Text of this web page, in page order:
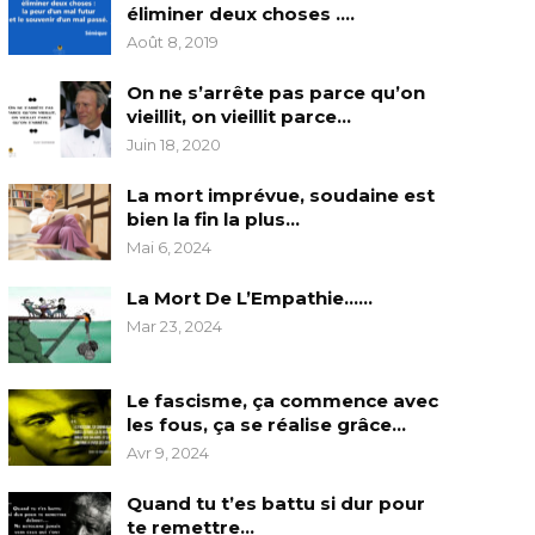
éliminer deux choses ….
Août 8, 2019
On ne s’arrête pas parce qu’on
vieillit, on vieillit parce…
Juin 18, 2020
La mort imprévue, soudaine est
bien la fin la plus…
Mai 6, 2024
La Mort De L’Empathie……
Mar 23, 2024
Le fascisme, ça commence avec
les fous, ça se réalise grâce…
Avr 9, 2024
Quand tu t’es battu si dur pour
te remettre…